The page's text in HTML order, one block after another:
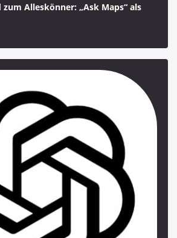
Alleskönner: „Ask Maps“ als